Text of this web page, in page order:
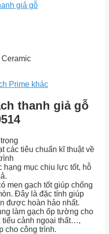
giả gỗ
Prime khác
thanh giả gỗ
các tiêu chuẩn kĩ thuật về
hạng mục chịu lực tốt, hỗ
men gạch tốt giúp chống
Đây là đặc tính giúp
được hoàn hảo nhất.
làm gạch ốp tường cho
cảnh ngoại thất…,
cho công trình.